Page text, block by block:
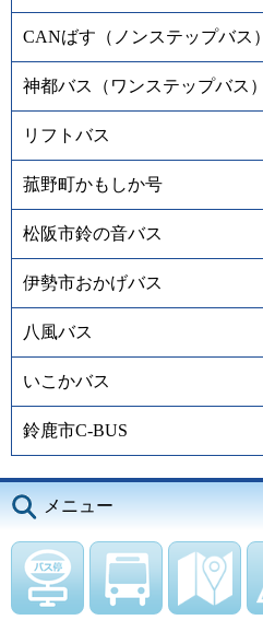
CANばす（ノンステップバス）
神都バス（ワンステップバス）
リフトバス
菰野町かもしか号
松阪市鈴の音バス
伊勢市おかげバス
八風バス
いこかバス
鈴鹿市C-BUS
メニュー